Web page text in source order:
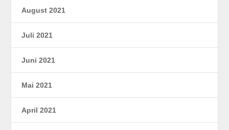
August 2021
Juli 2021
Juni 2021
Mai 2021
April 2021